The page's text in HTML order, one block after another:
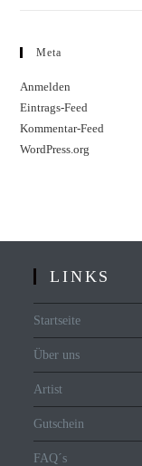
Meta
Anmelden
Eintrags-Feed
Kommentar-Feed
WordPress.org
LINKS
Startseite
Über uns
Artist
Gutschein
FAQ´s